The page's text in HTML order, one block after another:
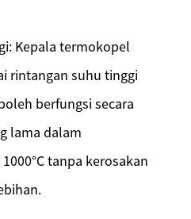
Kepala termokopel
rintangan suhu tinggi
berfungsi secara
lama dalam
°C tanpa kerosakan